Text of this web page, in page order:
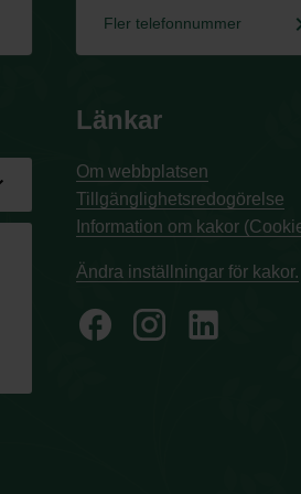
Fler telefonnummer
Länkar
Om webbplatsen
Tillgänglighetsredogörelse
Information om kakor
Ändra inställningar för kakor.
facebook